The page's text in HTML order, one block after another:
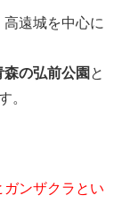
遠城を中心に
の弘前公園 と
。
ガンザクラとい